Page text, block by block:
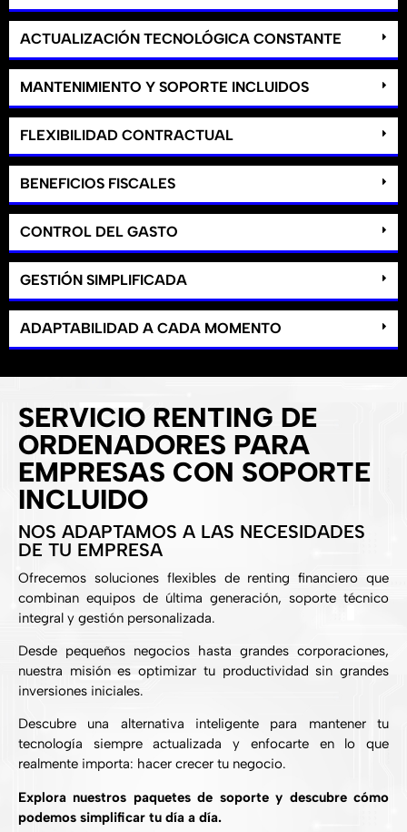
ACTUALIZACIÓN TECNOLÓGICA CONSTANTE
MANTENIMIENTO Y SOPORTE INCLUIDOS
FLEXIBILIDAD CONTRACTUAL
BENEFICIOS FISCALES
CONTROL DEL GASTO
GESTIÓN SIMPLIFICADA
ADAPTABILIDAD A CADA MOMENTO
SERVICIO RENTING DE
ORDENADORES PARA
EMPRESAS CON SOPORTE
INCLUIDO
NOS ADAPTAMOS A LAS NECESIDADES
DE TU EMPRESA
Ofrecemos soluciones flexibles de renting financiero que
combinan equipos de última generación, soporte técnico
integral y gestión personalizada.
Desde pequeños negocios hasta grandes corporaciones,
nuestra misión es optimizar tu productividad sin grandes
inversiones iniciales.
Descubre una alternativa inteligente para mantener tu
tecnología siempre actualizada y enfocarte en lo que
realmente importa: hacer crecer tu negocio.
Explora nuestros paquetes de soporte y descubre cómo
podemos simplificar tu día a día.